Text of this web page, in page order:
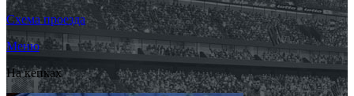
Схема проезда
Меню
На кепках